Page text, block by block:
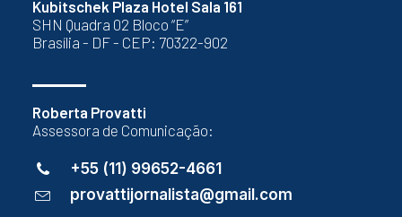
Kubitschek Plaza Hotel Sala 161
SHN Quadra 02 Bloco “E”
Brasília - DF - CEP: 70322-902
Roberta Provatti
Assessora de Comunicação:
+55 (11) 99652-4661
provattijornalista@gmail.com